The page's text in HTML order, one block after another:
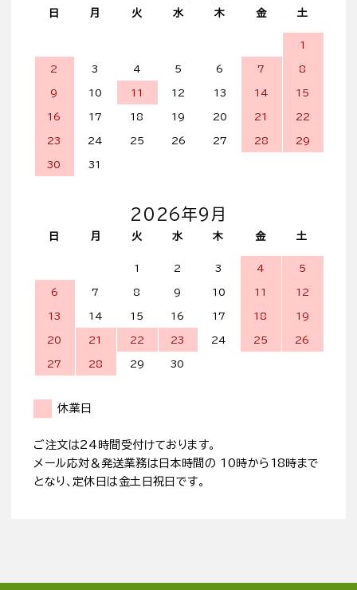
日 月 火 水 木 金 土
1
2 3 4 5 6 7 8
9 10 11 12 13 14 15
16 17 18 19 20 21 22
23 24 25 26 27 28 29
30 31
2026年9月
日 月 火 水 木 金 土
1 2 3 4 5
6 7 8 9 10 11 12
13 14 15 16 17 18 19
20 21 22 23 24 25 26
27 28 29 30
休業日
ご注文は24時間受付けております。
メール応対＆発送業務は日本時間の 10時から18時まで
となり、定休日は金土日祝日です。